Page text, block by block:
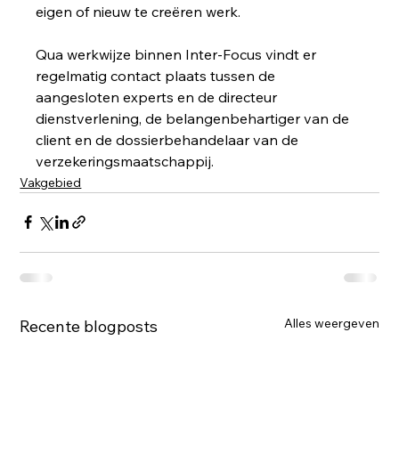
eigen of nieuw te creëren werk.
Qua werkwijze binnen Inter-Focus vindt er
regelmatig contact plaats tussen de
aangesloten experts en de directeur
dienstverlening, de belangenbehartiger van de
client en de dossierbehandelaar van de
verzekeringsmaatschappij.
Vakgebied
Recente blogposts Alles weergeven